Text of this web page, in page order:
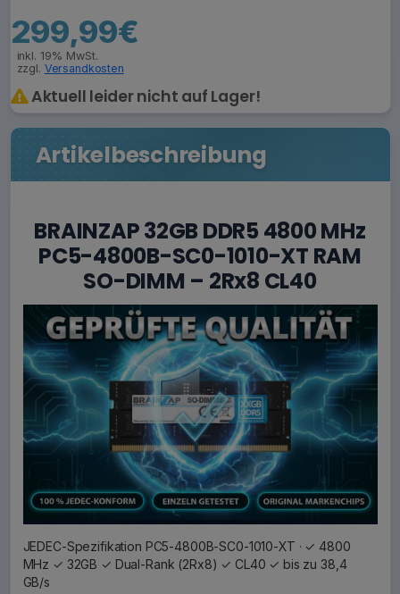
299,99€
inkl. 19% MwSt.
zzgl. Versandkosten
Aktuell leider nicht auf Lager!
Artikelbeschreibung
BRAINZAP 32GB DDR5 4800 MHz
PC5-4800B-SC0-1010-XT RAM
SO-DIMM – 2Rx8 CL40
JEDEC-Spezifikation PC5-4800B-SC0-1010-XT · ✓ 4800
MHz ✓ 32GB ✓ Dual-Rank (2Rx8) ✓ CL40 ✓ bis zu 38,4
GB/s